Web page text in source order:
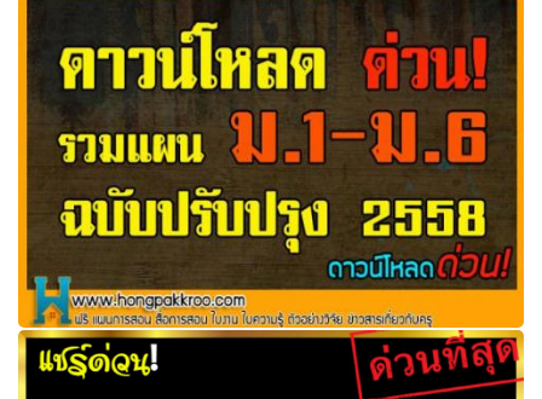
แผนการสอนรายวิชา 8 กลุ่มสาระการเรียนรู้ เยอะมากๆๆ
รวมแผนการสอน (หลักสูตร ม.1-ม.6 ทุกวิชา ปรับปรุ่ง 2558)